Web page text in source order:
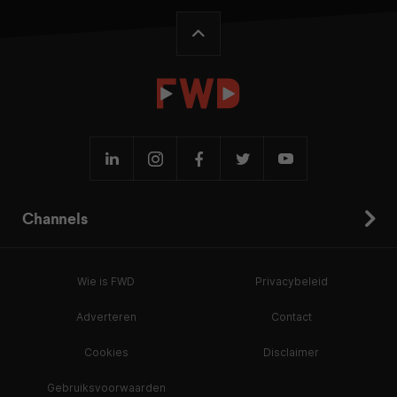
Channels
Wie is FWD Privacybeleid
Adverteren Contact
Cookies Disclaimer
Gebruiksvoorwaarden